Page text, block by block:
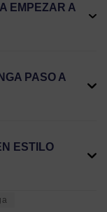
EMPEZAR A
PASO A
ESTILO